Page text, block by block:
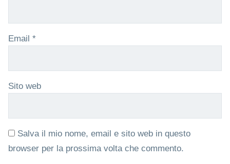
Email *
Sito web
Salva il mio nome, email e sito web in questo
browser per la prossima volta che commento.